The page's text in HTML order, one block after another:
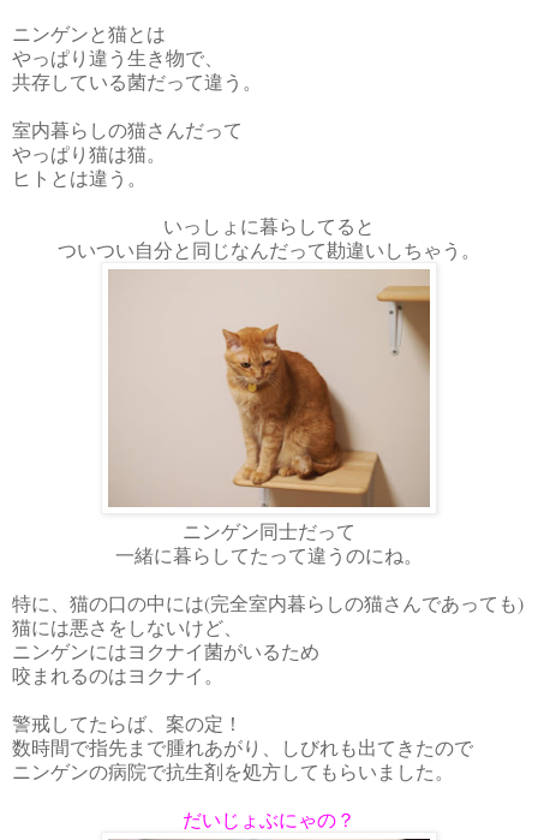
ニンゲンと猫とは
やっぱり違う生き物で、
共存している菌だって違う。
室内暮らしの猫さんだって
やっぱり猫は猫。
ヒトとは違う。
いっしょに暮らしてると
ついつい自分と同じなんだって勘違いしちゃう。
ニンゲン同士だって
一緒に暮らしてたって違うのにね。
特に、猫の口の中には(完全室内暮らしの猫さんであっても)
猫には悪さをしないけど、
ニンゲンにはヨクナイ菌がいるため
咬まれるのはヨクナイ。
警戒してたらば、案の定！
数時間で指先まで腫れあがり、しびれも出てきたので
ニンゲンの病院で抗生剤を処方してもらいました。
だいじょぶにゃの？